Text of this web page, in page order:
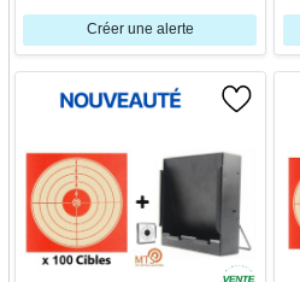
Créer une alerte